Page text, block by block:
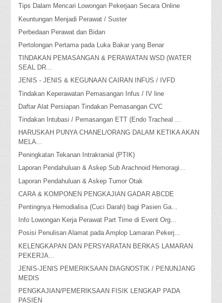
Tips Dalam Mencari Lowongan Pekerjaan Secara Online
Keuntungan Menjadi Perawat / Suster
Perbedaan Perawat dan Bidan
Pertolongan Pertama pada Luka Bakar yang Benar
TINDAKAN PEMASANGAN & PERAWATAN WSD (WATER
SEAL DR...
JENIS - JENIS & KEGUNAAN CAIRAN INFUS / IVFD
Tindakan Keperawatan Pemasangan Infus / IV line
Daftar Alat Persiapan Tindakan Pemasangan CVC
Tindakan Intubasi / Pemasangan ETT (Endo Tracheal ...
HARUSKAH PUNYA CHANEL/ORANG DALAM KETIKA AKAN
MELA...
Peningkatan Tekanan Intrakranial (PTIK)
Laporan Pendahuluan & Askep Sub Arachnoid Hemoragi...
Laporan Pendahuluan & Askep Tumor Otak
CARA & KOMPONEN PENGKAJIAN GADAR ABCDE
Pentingnya Hemodialisa (Cuci Darah) bagi Pasien Ga...
Info Lowongan Kerja Perawat Part Time di Event Org...
Posisi Penulisan Alamat pada Amplop Lamaran Pekerj...
KELENGKAPAN DAN PERSYARATAN BERKAS LAMARAN
PEKERJA...
JENIS-JENIS PEMERIKSAAN DIAGNOSTIK / PENUNJANG
MEDIS
PENGKAJIAN/PEMERIKSAAN FISIK LENGKAP PADA
PASIEN